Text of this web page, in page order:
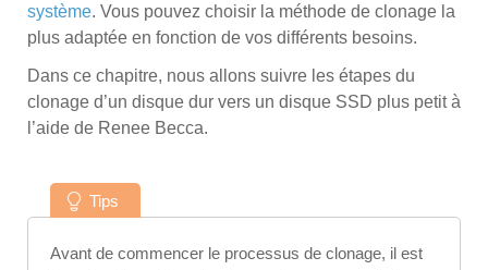
système. Vous pouvez choisir la méthode de clonage la
plus adaptée en fonction de vos différents besoins.
Dans ce chapitre, nous allons suivre les étapes du
clonage d’un disque dur vers un disque SSD plus petit à
l’aide de Renee Becca.
Tips
Avant de commencer le processus de clonage, il est